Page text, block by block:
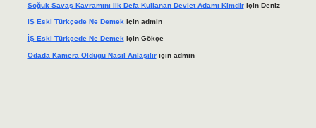
Soğuk Savaş Kavramını Ilk Defa Kullanan Devlet Adamı Kimdiriçin Deniz
İŞ Eski Türkçede Ne Demekiçin admin
İŞ Eski Türkçede Ne Demek için Gökçe
Odada Kamera Oldugu Nasıl Anlaşılıriçin admin